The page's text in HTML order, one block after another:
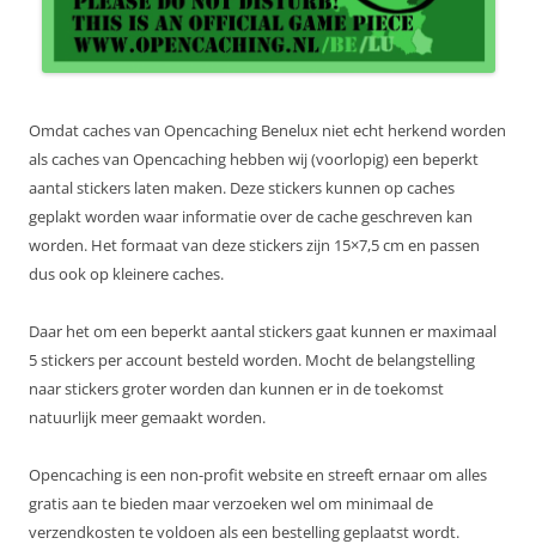
Omdat caches van Opencaching Benelux niet echt herkend worden
als caches van Opencaching hebben wij (voorlopig) een beperkt
aantal stickers laten maken. Deze stickers kunnen op caches
geplakt worden waar informatie over de cache geschreven kan
worden. Het formaat van deze stickers zijn 15×7,5 cm en passen
dus ook op kleinere caches.
Daar het om een beperkt aantal stickers gaat kunnen er maximaal
5 stickers per account besteld worden. Mocht de belangstelling
naar stickers groter worden dan kunnen er in de toekomst
natuurlijk meer gemaakt worden.
Opencaching is een non-profit website en streeft ernaar om alles
gratis aan te bieden maar verzoeken wel om minimaal de
verzendkosten te voldoen als een bestelling geplaatst wordt.